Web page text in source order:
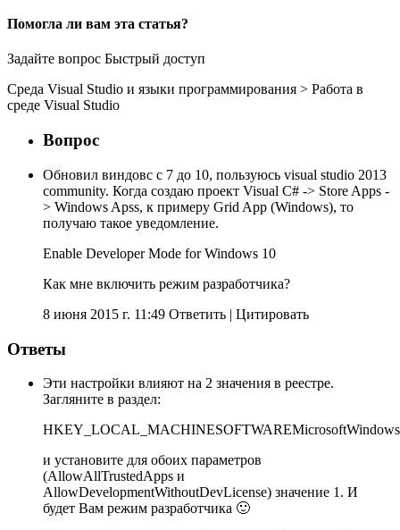
Помогла ли вам эта статья?
Задайте вопрос Быстрый доступ
Среда Visual Studio и языки программирования > Работа в
среде Visual Studio
Вопрос
Обновил виндовс с 7 до 10, пользуюсь visual studio 2013
community. Когда создаю проект Visual C# -> Store Apps -
> Windows Apss, к примеру Grid App (Windows), то
получаю такое уведомление.
Enable Developer Mode for Windows 10
Как мне включить режим разработчика?
8 июня 2015 г. 11:49 Ответить | Цитировать
Ответы
Эти настройки влияют на 2 значения в реестре.
Загляните в раздел:
и установите для обоих параметров
(AllowAllTrustedApps и
AllowDevelopmentWithoutDevLicense) значение 1. И
будет Вам режим разработчика 🙂